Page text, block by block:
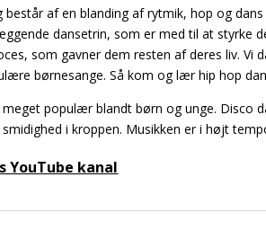
af en blanding af rytmik, hop og
dansetrin, som er med til at styrke
som gavner dem resten af deres liv. Vi
børnesange. Så kom og lær hip hop
populær blandt børn og unge. Disco
i kroppen. Musikken er i højt
YouTube kanal